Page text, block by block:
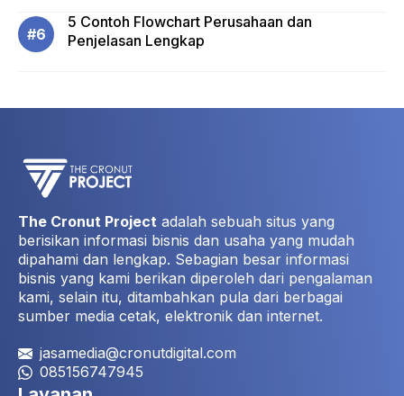
5 Contoh Flowchart Perusahaan dan
Penjelasan Lengkap
The Cronut Project adalah sebuah situs yang
berisikan informasi bisnis dan usaha yang mudah
dipahami dan lengkap. Sebagian besar informasi
bisnis yang kami berikan diperoleh dari pengalaman
kami, selain itu, ditambahkan pula dari berbagai
sumber media cetak, elektronik dan internet.
jasamedia@cronutdigital.com
085156747945